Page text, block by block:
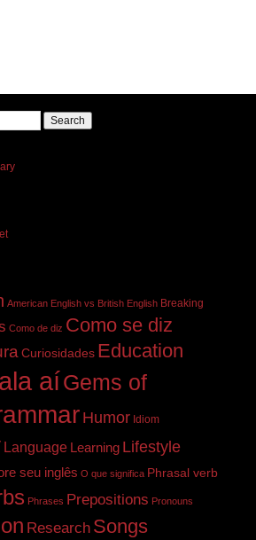
American English vs British English Breaking
Como de diz Como se diz
Curiosidades Education
aíGems of
Humor Idiom
Language Learning Lifestyle
seu inglês O que significa Phrasal verb
Phrases Prepositions Pronouns
Research Songs